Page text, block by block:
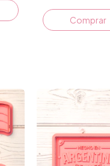
Comprar